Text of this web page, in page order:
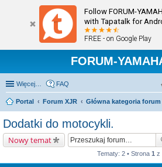
Follow FORUM-
with Tapatalk for
FREE - on Google Play
FORUM-
Więcej… FAQ
Portal Forum XJR Główna kategoria forum
Dodatki do motocykli.
Nowy temat
Tematy: 2 • Strona 1 z